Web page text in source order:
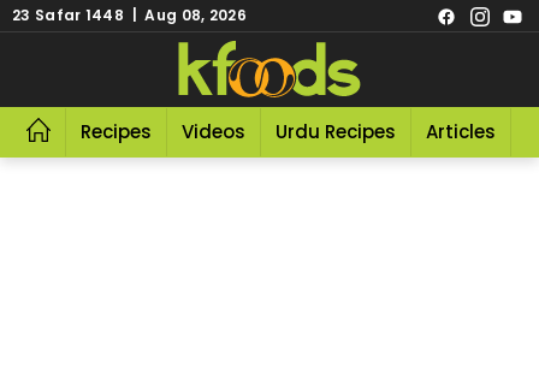
23 Safar 1448 | Aug 08, 2026
Recipes Videos Urdu Recipes Articles